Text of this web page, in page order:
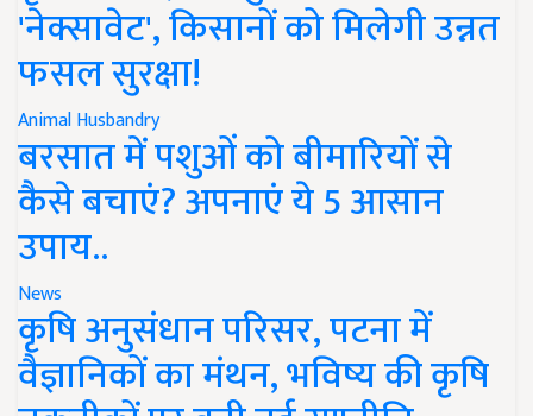
'नेक्सावेट', किसानों को मिलेगी उन्नत
फसल सुरक्षा!
Animal Husbandry
बरसात में पशुओं को बीमारियों से
कैसे बचाएं? अपनाएं ये 5 आसान
उपाय..
News
कृषि अनुसंधान परिसर, पटना में
वैज्ञानिकों का मंथन, भविष्य की कृषि